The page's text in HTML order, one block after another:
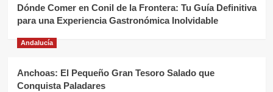
Dónde Comer en Conil de la Frontera: Tu Guía Definitiva
para una Experiencia Gastronómica Inolvidable
Andalucía
Anchoas: El Pequeño Gran Tesoro Salado que
Conquista Paladares